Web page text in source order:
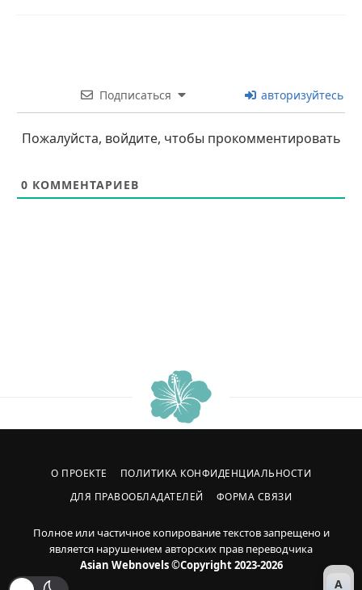
Подписаться авторизуйтесь
Пожалуйста, войдите, чтобы прокомментировать
0 КОММЕНТАРИЕВ
О ПРОЕКТЕ
ПОЛИТИКА КОНФИДЕНЦИАЛЬНОСТИ
ДЛЯ ПРАВООБЛАДАТЕЛЕЙ
ФОРМА СВЯЗИ
Полное или частичное копирование текстов запрещено и
является нарушением авторских прав переводчика
Asian Webnovels ©Copyright 2023-2026
A